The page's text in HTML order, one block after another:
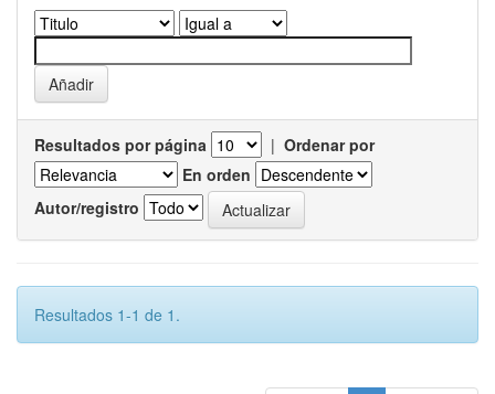
Resultados por página | Ordenar por
En orden
Autor/registro
Resultados 1-1 de 1.